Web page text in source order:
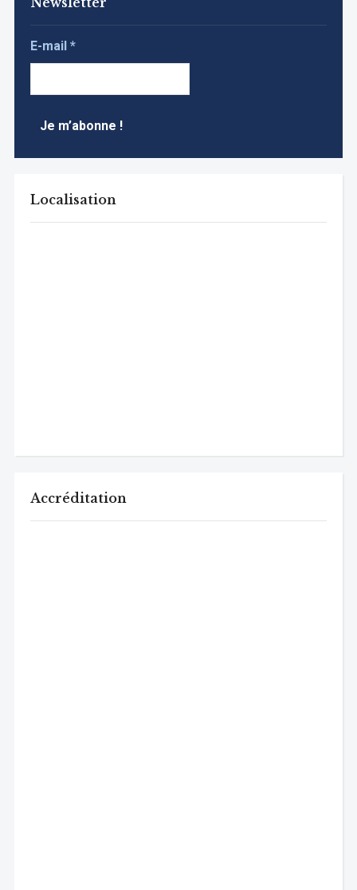
E-mail *
Localisation
Accréditation